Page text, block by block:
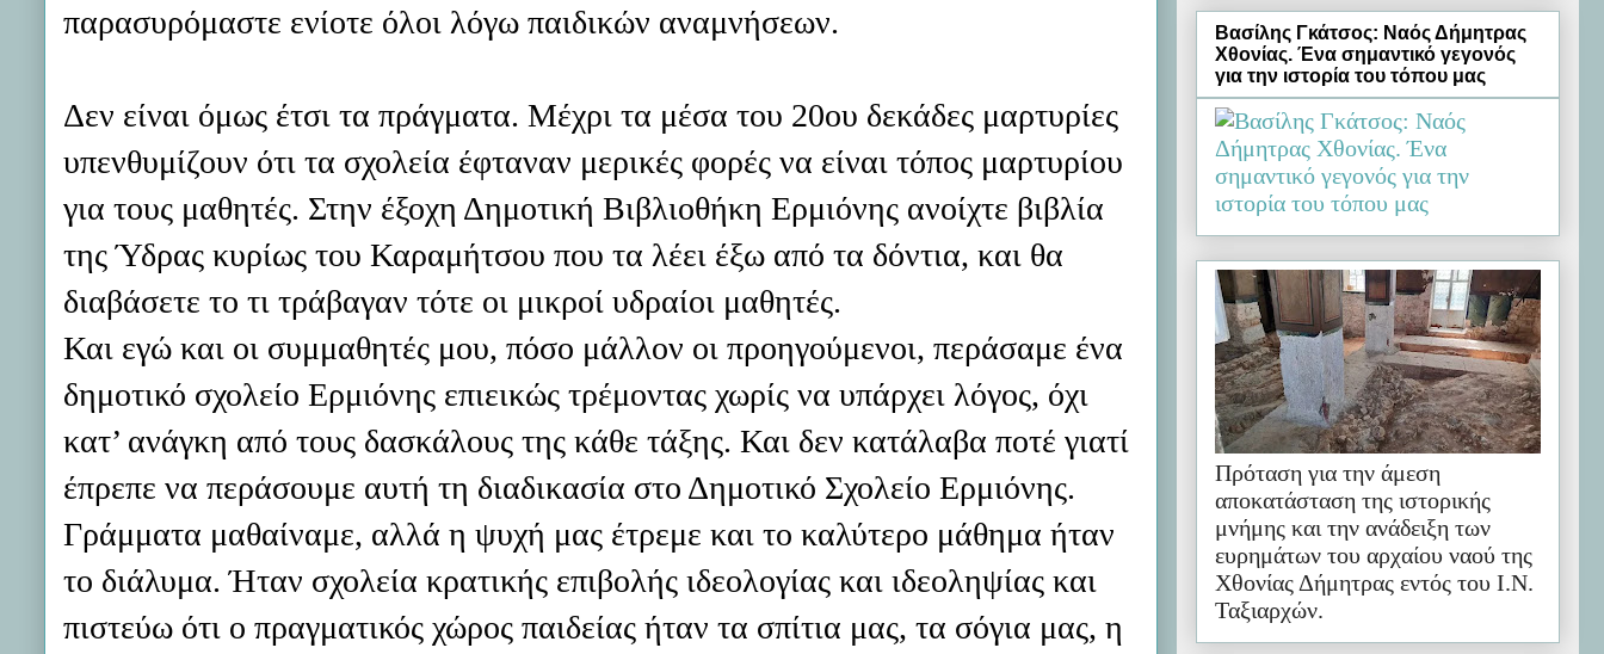
παρασυρόμαστε ενίοτε όλοι λόγω παιδικών αναμνήσεων.
Δεν είναι όμως έτσι τα πράγματα. Μέχρι τα μέσα του 20ου δεκάδες μαρτυρίες
υπενθυμίζουν ότι τα σχολεία έφταναν μερικές φορές να είναι τόπος μαρτυρίου
για τους μαθητές. Στην έξοχη Δημοτική Βιβλιοθήκη Ερμιόνης ανοίχτε βιβλία
της Ύδρας κυρίως του Καραμήτσου που τα λέει έξω από τα δόντια, και θα
διαβάσετε το τι τράβαγαν τότε οι μικροί υδραίοι μαθητές.
Και εγώ και οι συμμαθητές μου, πόσο μάλλον οι προηγούμενοι, περάσαμε ένα
δημοτικό σχολείο Ερμιόνης επιεικώς τρέμοντας χωρίς να υπάρχει λόγος, όχι
κατ’ ανάγκη από τους δασκάλους της κάθε τάξης. Και δεν κατάλαβα ποτέ γιατί
έπρεπε να περάσουμε αυτή τη διαδικασία στο Δημοτικό Σχολείο Ερμιόνης.
Γράμματα μαθαίναμε, αλλά η ψυχή μας έτρεμε και το καλύτερο μάθημα ήταν
το διάλυμα. Ήταν σχολεία κρατικής επιβολής ιδεολογίας και ιδεοληψίας και
πιστεύω ότι ο πραγματικός χώρος παιδείας ήταν τα σπίτια μας, τα σόγια μας, η
Βασίλης Γκάτσος: Ναός Δήμητρας
Χθονίας. Ένα σημαντικό γεγονός
για την ιστορία του τόπου μας
Πρόταση για την άμεση
αποκατάσταση της ιστορικής
μνήμης και την ανάδειξη των
ευρημάτων του αρχαίου ναού της
Χθονίας Δήμητρας εντός του Ι.Ν.
Ταξιαρχών.